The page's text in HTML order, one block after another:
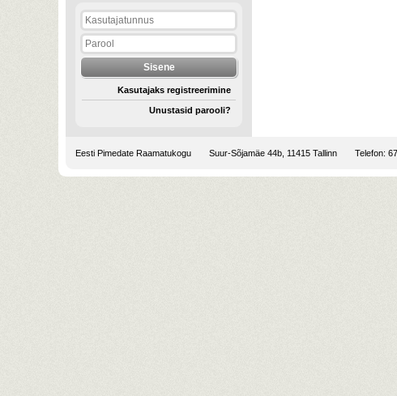
Kasutajaks registreerimine
Unustasid parooli?
Eesti Pimedate Raamatukogu Suur-Sõjamäe 44b, 11415 Tallinn Telefon: